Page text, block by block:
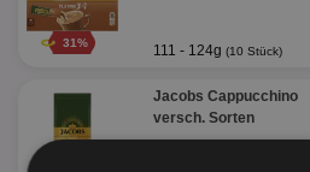
31% 111 - 124g (10 Stück)
Jacobs Cappucchino
versch. Sorten